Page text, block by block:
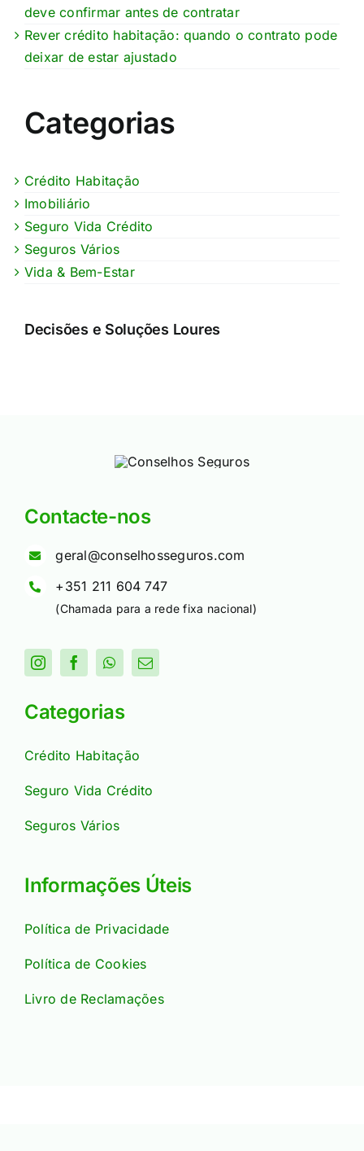
deve confirmar antes de contratar
Rever crédito habitação: quando o contrato pode
deixar de estar ajustado
Categorias
Crédito Habitação
Imobiliário
Seguro Vida Crédito
Seguros Vários
Vida & Bem-Estar
Decisões e Soluções Loures
Contacte-nos
geral@conselhosseguros.com
+351 211 604 747
(Chamada para a rede fixa nacional)
Categorias
Crédito Habitação
Seguro Vida Crédito
Seguros Vários
Informações Úteis
Política de Privacidade
Política de Cookies
Livro de Reclamações